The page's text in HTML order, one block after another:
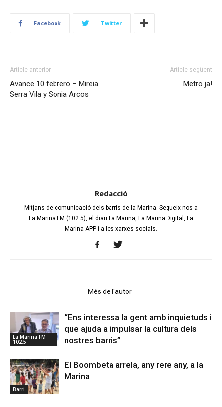
Facebook Twitter
Article anterior
Avance 10 febrero – Mireia
Serra Vila y Sonia Arcos
Article següent
Metro ja!
Redacció
Mitjans de comunicació dels barris de la Marina. Segueix-nos a
La Marina FM (102.5), el diari La Marina, La Marina Digital, La
Marina APP i a les xarxes socials.
Més de l'autor
La Marina FM
102.5
“Ens interessa la gent amb inquietuds i
que ajuda a impulsar la cultura dels
nostres barris”
Barri
El Boombeta arrela, any rere any, a la
Marina